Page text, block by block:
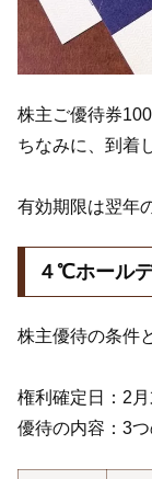
株主ご優待券
ちなみに、到着
有効期限は翌年
４℃ホール
株主優待の条件
権利確定日：2月
優待の内容：3